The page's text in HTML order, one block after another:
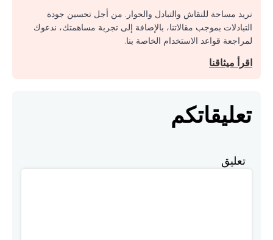
نريد مساحة للنقاش والتبادل والحوار. من أجل تحسين جودة
التبادلات بموجب مقالاتنا، بالإضافة إلى تجربة مساهمتك، ندعوك
لمراجعة قواعد الاستخدام الخاصة بنا.
اقرأ ميثاقنا
تعليقاتكم
تعليق